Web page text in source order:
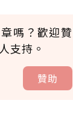
嗎？歡迎
支持。
贊助